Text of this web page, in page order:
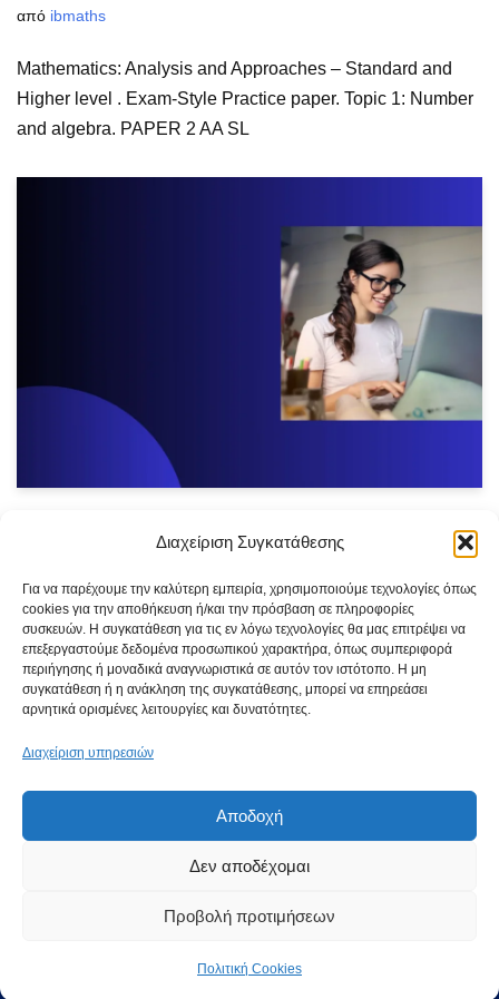
Διαχείριση Συγκατάθεσης
Για να παρέχουμε την καλύτερη εμπειρία, χρησιμοποιούμε τεχνολογίες όπως
cookies για την αποθήκευση ή/και την πρόσβαση σε πληροφορίες
συσκευών. Η συγκατάθεση για τις εν λόγω τεχνολογίες θα μας επιτρέψει να
επεξεργαστούμε δεδομένα προσωπικού χαρακτήρα, όπως συμπεριφορά
περιήγησης ή μοναδικά αναγνωριστικά σε αυτόν τον ιστότοπο. Η μη
συγκατάθεση ή η ανάκληση της συγκατάθεσης, μπορεί να επηρεάσει
αρνητικά ορισμένες λειτουργίες και δυνατότητες.
Διαχείριση υπηρεσιών
Αποδοχή
Δεν αποδέχομαι
Προβολή προτιμήσεων
Πολιτική Cookies
από ibmaths
Mathematics: Analysis and Approaches – Standard and
Higher level . Exam-Style Practice paper. Topic 1: Number
and algebra. PAPER 2 AA SL
Exam-Style Practice paper
Exam-Style Practice paper Mathematics: analysis and
approaches – Standard level Topic 1: Number and algebra
Arithmetic sequences and series. Geometric sequences
and series PRACTICE PAPER 1
Πολιτική Cookies (ΕΕ)